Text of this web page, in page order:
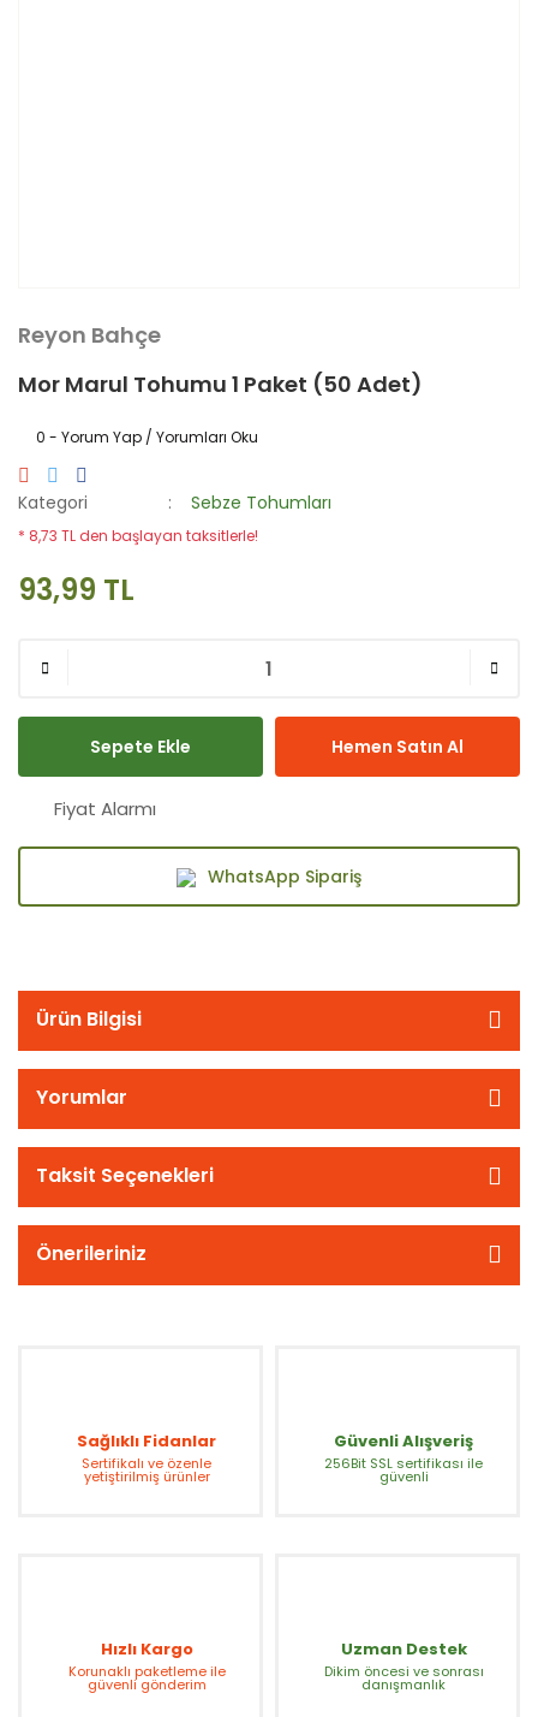
Reyon Bahçe
Mor Marul Tohumu 1 Paket (50 Adet)
0 - Yorum Yap / Yorumları Oku
Kategori Sebze Tohumları
* 8,73 TL den başlayan taksitlerle!
93,99 TL
Sepete Ekle Hemen Satın Al
Fiyat Alarmı
WhatsApp Sipariş
Ürün Bilgisi
Yorumlar
Taksit Seçenekleri
Önerileriniz
Sağlıklı Fidanlar
Sertifikalı ve özenle
yetiştirilmiş ürünler
Güvenli Alışveriş
256Bit SSL sertifikası ile
güvenli
Hızlı Kargo
Korunaklı paketleme ile
güvenli gönderim
Uzman Destek
Dikim öncesi ve sonrası
danışmanlık